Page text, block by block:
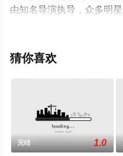
由知名导演执导，众多明
剧情已揭晓（全13集），
漫、电视猫或剧情网等平台
猜你喜欢
完结 1.0